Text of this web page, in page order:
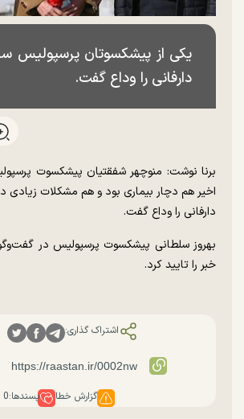
یکی از پیشکسوتان پرسپولیس
دارفانی را وداع گفت.
برنا نوشت: منوچهر شفقتیان پیشکسوت
اخیر هم دچار بیماری بود و هم مشکلات
دارفانی را وداع گفت.
بهروز سلطانی پیشکسوت پرسپولیس در گفت‌و‌گو
خبر را تایید کرد.
اشتراک گذاری:
گزارش خطا پسندها:0